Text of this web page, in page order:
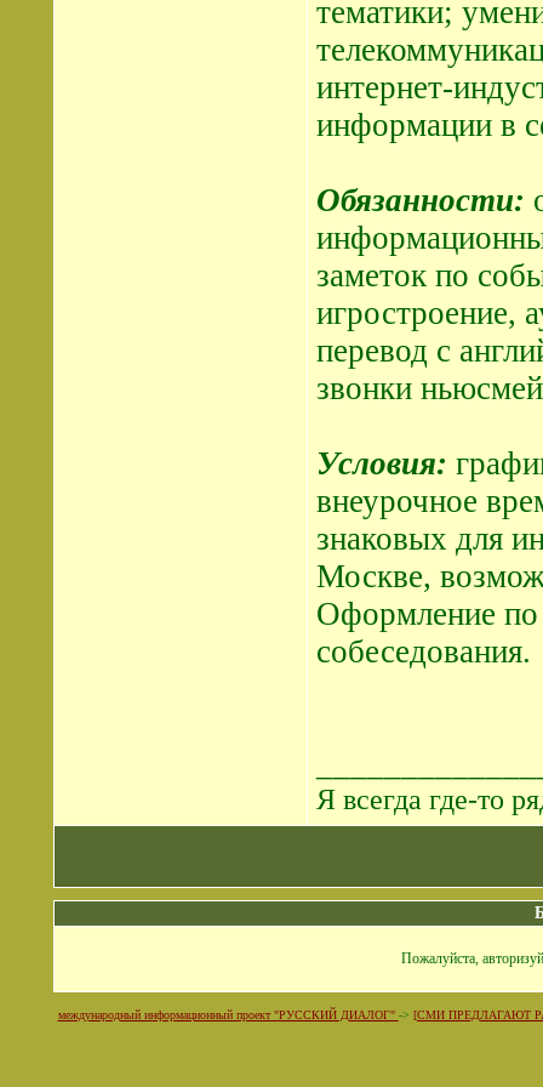
тематики;
интернет-
информации в
Обязанности:
заметок по
игростроение,
перевод с
звонки
Условия:
внеурочное
знаковых для
Москве,
Оформление по
собеседования.
Я всегда где-то
Пожалуйста,
международный информационный проект "РУССКИЙ ДИАЛОГ" -> [СМИ ПРЕДЛАГАЮТ